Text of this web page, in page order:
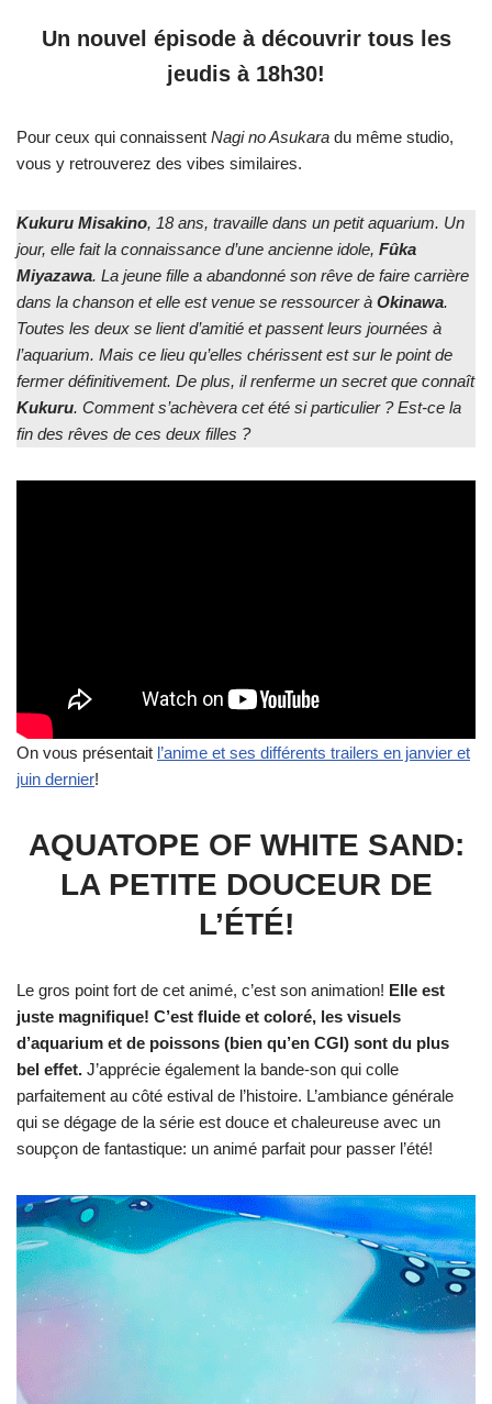
Un nouvel épisode à découvrir tous les
jeudis à 18h30!
Pour ceux qui connaissent Nagi no Asukara du même studio,
vous y retrouverez des vibes similaires.
Kukuru Misakino, 18 ans, travaille dans un petit aquarium. Un
jour, elle fait la connaissance d’une ancienne idole, Fûka
Miyazawa. La jeune fille a abandonné son rêve de faire carrière
dans la chanson et elle est venue se ressourcer à Okinawa.
Toutes les deux se lient d’amitié et passent leurs journées à
l’aquarium. Mais ce lieu qu’elles chérissent est sur le point de
fermer définitivement. De plus, il renferme un secret que connaît
Kukuru. Comment s’achèvera cet été si particulier ? Est-ce la
fin des rêves de ces deux filles ?
On vous présentait l’anime et ses différents trailers en janvier et
juin dernier!
AQUATOPE OF WHITE SAND:
LA PETITE DOUCEUR DE
L’ÉTÉ!
Le gros point fort de cet animé, c’est son animation! Elle est
juste magnifique! C’est fluide et coloré, les visuels
d’aquarium et de poissons (bien qu’en CGI) sont du plus
bel effet. J’apprécie également la bande-son qui colle
parfaitement au côté estival de l’histoire. L’ambiance générale
qui se dégage de la série est douce et chaleureuse avec un
soupçon de fantastique: un animé parfait pour passer l’été!